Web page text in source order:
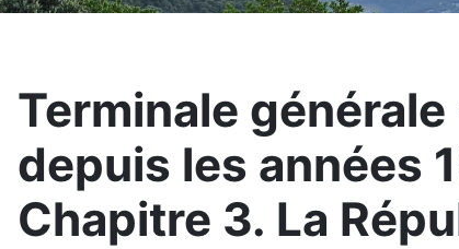
Terminale
depuis les années
Chapitre 3. La